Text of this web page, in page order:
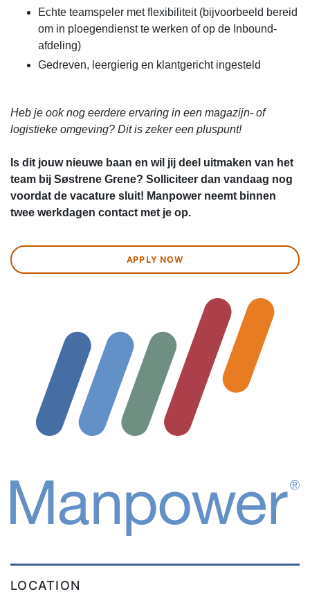
Echte teamspeler met flexibiliteit (bijvoorbeeld bereid
om in ploegendienst te werken of op de Inbound-
afdeling)
Gedreven, leergierig en klantgericht ingesteld
Heb je ook nog eerdere ervaring in een magazijn- of
logistieke omgeving? Dit is zeker een pluspunt!
Is dit jouw nieuwe baan en wil jij deel uitmaken van het
team bij Søstrene Grene? Solliciteer dan vandaag nog
voordat de vacature sluit! Manpower neemt binnen
twee werkdagen contact met je op.
APPLY NOW
LOCATION